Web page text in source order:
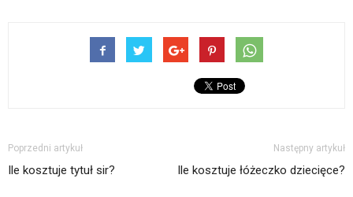
Poprzedni artykuł
Ile kosztuje tytuł sir?
Następny artykuł
Ile kosztuje łóżeczko dziecięce?